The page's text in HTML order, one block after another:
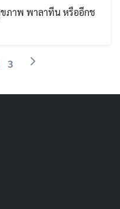
ขภาพ พาลาทีน หรืออีกช
3